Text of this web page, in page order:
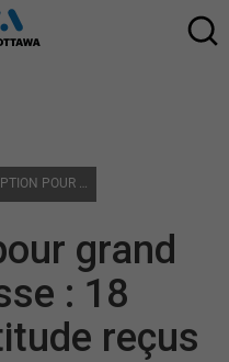
INTERCEPTION POUR GRAND EXCÈS DE VITESSE : 18 POINTS D’INAPTITUDE REÇUS
grand
: 18
reçus